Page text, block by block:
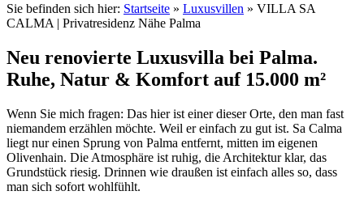
Sie befinden sich hier: Startseite » Luxusvillen » VILLA SA
CALMA | Privatresidenz Nähe Palma
Neu renovierte Luxusvilla bei Palma.
Ruhe, Natur & Komfort auf 15.000 m²
Wenn Sie mich fragen: Das hier ist einer dieser Orte, den man fast
niemandem erzählen möchte. Weil er einfach zu gut ist. Sa Calma
liegt nur einen Sprung von Palma entfernt, mitten im eigenen
Olivenhain. Die Atmosphäre ist ruhig, die Architektur klar, das
Grundstück riesig. Drinnen wie draußen ist einfach alles so, dass
man sich sofort wohlfühlt.